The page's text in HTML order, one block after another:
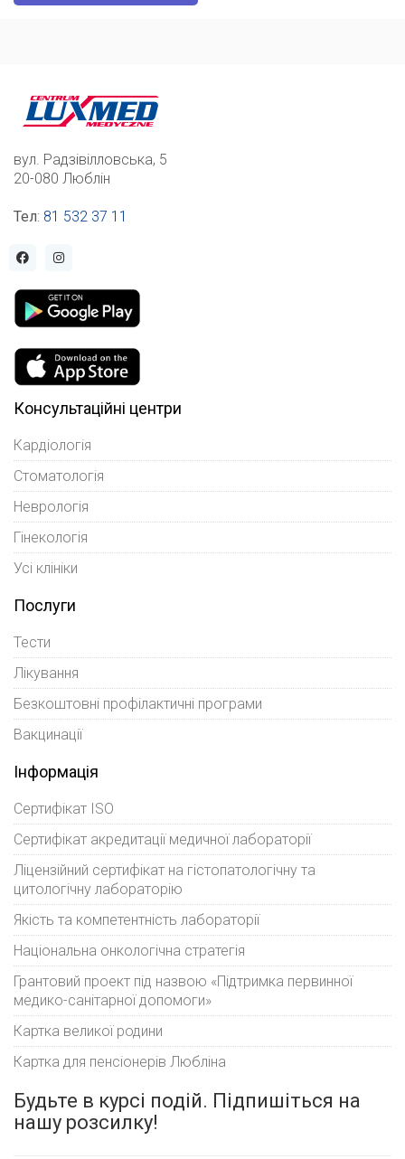
вул. Радзівілловська, 5
20-080 Люблін
Тел: 81 532 37 11
Консультаційні центри
Кардіологія
Стоматологія
Неврологія
Гінекологія
Усі клініки
Послуги
Тести
Лікування
Безкоштовні профілактичні програми
Вакцинації
Інформація
Сертифікат ISO
Сертифікат акредитації медичної лабораторії
Ліцензійний сертифікат на гістопатологічну та
цитологічну лабораторію
Якість та компетентність лабораторії
Національна онкологічна стратегія
Грантовий проект під назвою «Підтримка первинної
медико-санітарної допомоги»
Картка великої родини
Картка для пенсіонерів Любліна
Будьте в курсі подій. Підпишіться на
нашу розсилку!